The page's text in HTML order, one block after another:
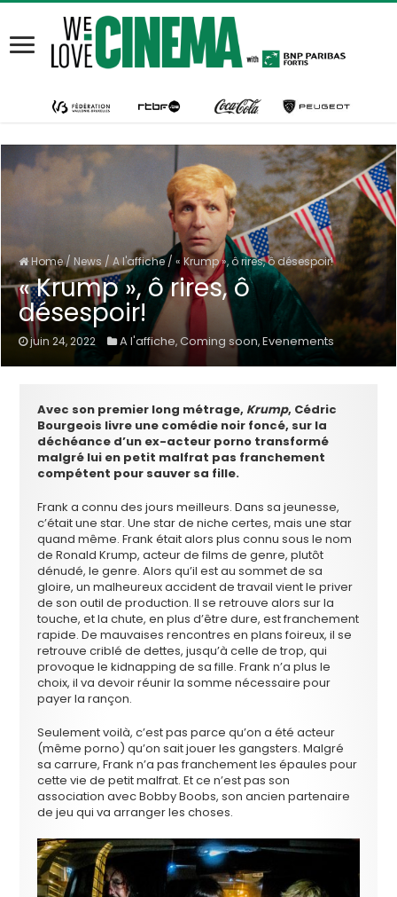
Home/ News / A l'affiche / « Krump », ô rires, ô désespoir!
« Krump », ô rires, ô
désespoir!
juin 24, 2022 A l'affiche,Coming soon,Evenements
Avec son premier long métrage, Krump, Cédric
Bourgeois livre une comédie noir foncé, sur la
déchéance d’un ex-acteur porno transformé
malgré lui en petit malfrat pas franchement
compétent pour sauver sa fille.
Frank a connu des jours meilleurs. Dans sa jeunesse,
c’était une star. Une star de niche certes, mais une star
quand même. Frank était alors plus connu sous le nom
de Ronald Krump, acteur de films de genre, plutôt
dénudé, le genre. Alors qu’il est au sommet de sa
gloire, un malheureux accident de travail vient le priver
de son outil de production. Il se retrouve alors sur la
touche, et la chute, en plus d’être dure, est franchement
rapide. De mauvaises rencontres en plans foireux, il se
retrouve criblé de dettes, jusqu’à celle de trop, qui
provoque le kidnapping de sa fille. Frank n’a plus le
choix, il va devoir réunir la somme nécessaire pour
payer la rançon.
Seulement voilà, c’est pas parce qu’on a été acteur
(même porno) qu’on sait jouer les gangsters. Malgré
sa carrure, Frank n’a pas franchement les épaules pour
cette vie de petit malfrat. Et ce n’est pas son
association avec Bobby Boobs, son ancien partenaire
de jeu qui va arranger les choses.